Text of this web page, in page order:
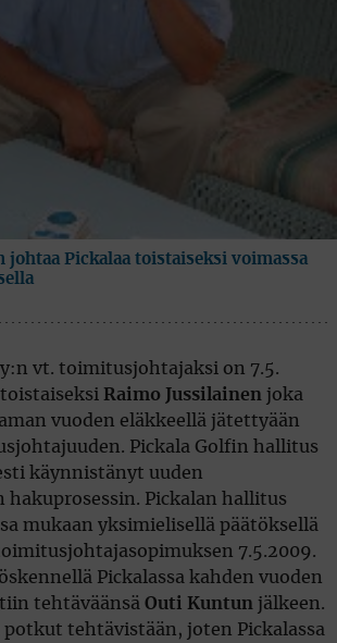
johtaa Pickalaa toistaiseksi voimassa
vt. toimitusjohtajaksi on 7.5.
Raimo Jussilainen joka
vuoden eläkkeellä jätettyään
Pickala Golfin hallitus
käynnistänyt uuden
Pickalan hallitus
mukaan yksimielisellä päätöksellä
7.5.2009.
Pickalassa kahden vuoden
tehtäväänsä Outi Kuntun jälkeen.
tehtävistään, joten Pickalassa